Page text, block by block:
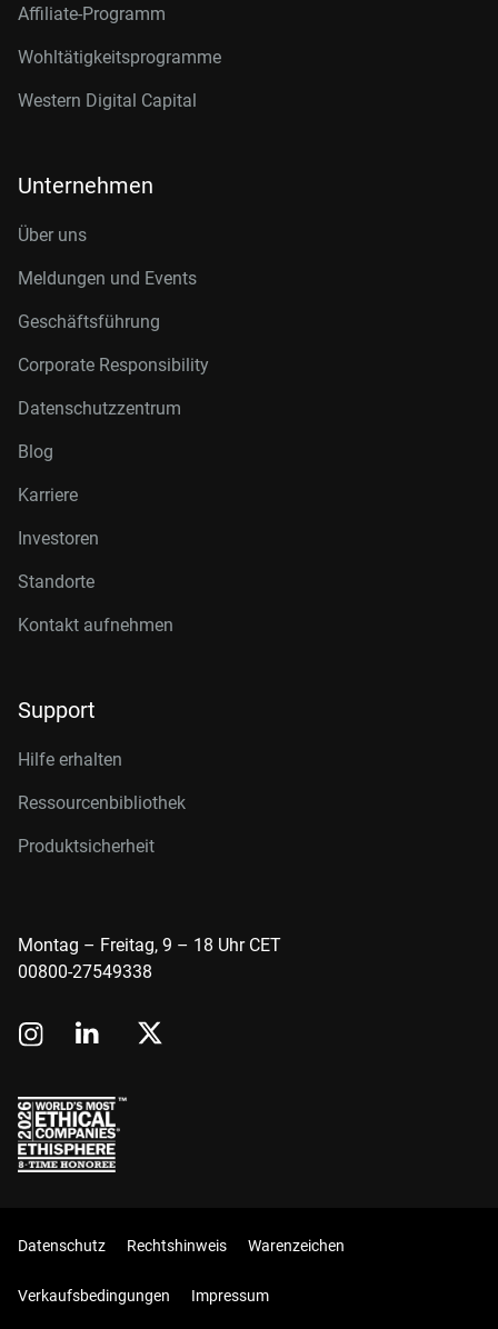
Affiliate-Programm
Wohltätigkeitsprogramme
Western Digital Capital
Unternehmen
Über uns
Meldungen und Events
Geschäftsführung
Corporate Responsibility
Datenschutzzentrum
Blog
Karriere
Investoren
Standorte
Kontakt aufnehmen
Support
Hilfe erhalten
Ressourcenbibliothek
Produktsicherheit
Montag – Freitag, 9 – 18 Uhr CET
00800-27549338
Datenschutz Rechtshinweis Warenzeichen
Verkaufsbedingungen Impressum